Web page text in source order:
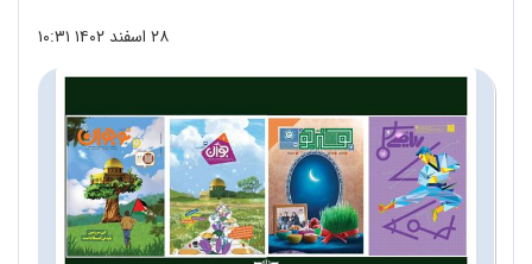
۲۸ اسفند ۱۴۰۲ ۱۰:۳۱